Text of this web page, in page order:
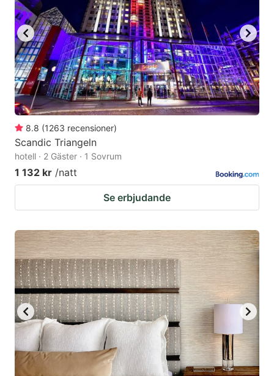
8.8 (1263 recensioner)
Scandic Triangeln
hotell · 2 Gäster · 1 Sovrum
1 132 kr /natt
Se erbjudande